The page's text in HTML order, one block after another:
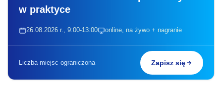
w praktyce
26.08.2026 r., 9:00-13:00 online, na żywo + nagranie
Liczba miejsc ograniczona Zapisz się